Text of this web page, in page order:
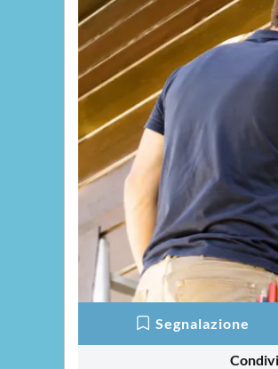
Segnalazione